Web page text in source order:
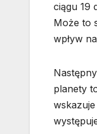
ciągu 19
Może to
wpływ
planety